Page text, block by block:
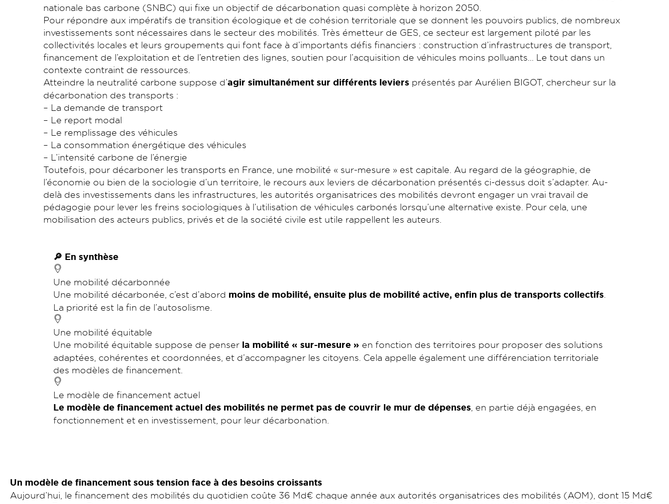
nationale bas carbone (SNBC) qui fixe un objectif de décarbonation quasi complète à horizon 2050.
Pour répondre aux impératifs de transition écologique et de cohésion territoriale que se donnent les pouvoirs publics, de nombreux
investissements sont nécessaires dans le secteur des mobilités. Très émetteur de GES, ce secteur est largement piloté par les
collectivités locales et leurs groupements qui font face à d’importants défis financiers : construction d’infrastructures de transport,
financement de l’exploitation et de l’entretien des lignes, soutien pour l’acquisition de véhicules moins polluants… Le tout dans un
contexte contraint de ressources.
Atteindre la neutralité carbone suppose d’agir simultanément sur différents leviers présentés par Aurélien BIGOT, chercheur sur la
décarbonation des transports :
– La demande de transport
– Le report modal
– Le remplissage des véhicules
– La consommation énergétique des véhicules
– L’intensité carbone de l’énergie
Toutefois, pour décarboner les transports en France, une mobilité « sur-mesure » est capitale. Au regard de la géographie, de
l’économie ou bien de la sociologie d’un territoire, le recours aux leviers de décarbonation présentés ci-dessus doit s’adapter. Au-
delà des investissements dans les infrastructures, les autorités organisatrices des mobilités devront engager un vrai travail de
pédagogie pour lever les freins sociologiques à l’utilisation de véhicules carbonés lorsqu’une alternative existe. Pour cela, une
mobilisation des acteurs publics, privés et de la société civile est utile rappellent les auteurs.
🔎 En synthèse
Une mobilité décarbonnée
Une mobilité décarbonée, c’est d’abord moins de mobilité, ensuite plus de mobilité active, enfin plus de transports collectifs
La priorité est la fin de l’autosolisme.
Une mobilité équitable
Une mobilité équitable suppose de penser la mobilité « sur-mesure » en fonction des territoires pour proposer des solutions
adaptées, cohérentes et coordonnées, et d’accompagner les citoyens. Cela appelle également une différenciation territoriale
des modèles de financement.
Le modèle de financement actuel
Le modèle de financement actuel des mobilités ne permet pas de couvrir le mur de dépenses , en partie déjà engagées, en
fonctionnement et en investissement, pour leur décarbonation.
Un modèle de financement sous tension face à des besoins croissants
Aujourd’hui, le financement des mobilités du quotidien coûte 36 Md€ chaque année aux autorités organisatrices des mobilités (AOM), dont 15 Md€